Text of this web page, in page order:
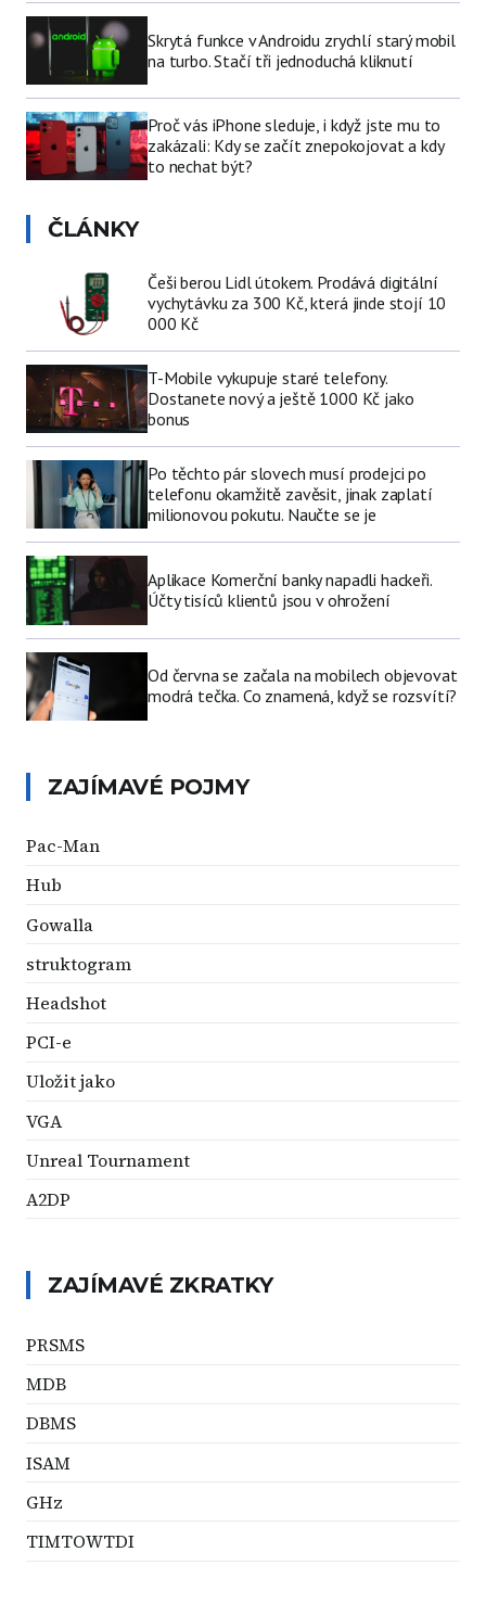
Skrytá funkce v Androidu zrychlí starý mobil
na turbo. Stačí tři jednoduchá kliknutí
Proč vás iPhone sleduje, i když jste mu to
zakázali: Kdy se začít znepokojovat a kdy
to nechat být?
ČLÁNKY
Češi berou Lidl útokem. Prodává digitální
vychytávku za 300 Kč, která jinde stojí 10
000 Kč
T-Mobile vykupuje staré telefony.
Dostanete nový a ještě 1000 Kč jako
bonus
Po těchto pár slovech musí prodejci po
telefonu okamžitě zavěsit, jinak zaplatí
milionovou pokutu. Naučte se je
Aplikace Komerční banky napadli hackeři.
Účty tisíců klientů jsou v ohrožení
Od června se začala na mobilech objevovat
modrá tečka. Co znamená, když se rozsvítí?
ZAJÍMAVÉ POJMY
Pac-Man
Hub
Gowalla
struktogram
Headshot
PCI-e
Uložit jako
VGA
Unreal Tournament
A2DP
ZAJÍMAVÉ ZKRATKY
PRSMS
MDB
DBMS
ISAM
GHz
TIMTOWTDI